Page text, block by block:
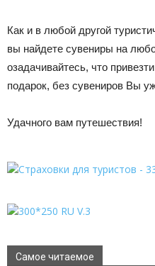
Как и в любой другой
вы найдете сувениры на
озадачивайтесь, что
подарок, без сувениров Вы
Удачного вам путешествия!
Самое читаемое